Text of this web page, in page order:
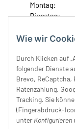
Wie wir
Durch Klicken auf
folgender Dienste
Brevo, ReCaptcha,
Ratenzahlung,
Tracking. Sie
(Fingerabdruck-
unter Konfigurieren
Montag:
Dienstag:
Donnerstag:
Samstag:
Unser Service
Rechtliches